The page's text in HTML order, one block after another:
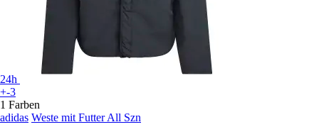
24h
+-3
1 Farben
adidas Weste mit Futter All Szn